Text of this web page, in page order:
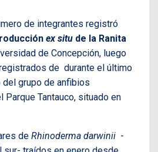
de integrantes registró
ex situ de la Ranita
de Concepción, luego
de durante el último
grupo de anfibios
Tantauco, situado en
de Rhinoderma darwinii -